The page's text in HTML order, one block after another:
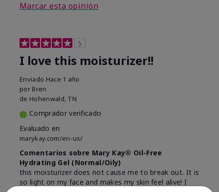
Marcar esta opinión
5
I love this moisturizer!!
Enviado Hace 1 año
por Bren
de Hohenwald, TN
Comprador verificado
Evaluado en
marykay.com/en-us/
Comentarios sobre Mary Kay® Oil-Free
Hydrating Gel (Normal/Oily)
this moisturizer does not cause me to break out. It is
so light on my face and makes my skin feel alive! I